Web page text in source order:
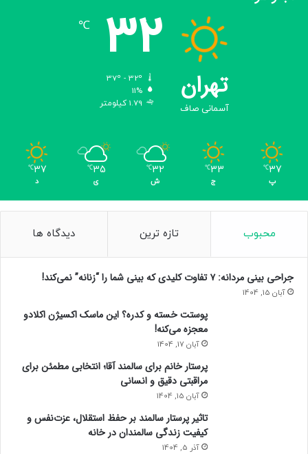
تهران
آسمانی صاف
32
℃
11%
1.79 کیلومتر
37
℃
پ
33
℃
ج
32
℃
ش
35
℃
ی
37
℃
د
محبوب تازه ترین دیدگاه ها
جراحی بینی مردانه: ۷ تفاوت کلیدی که بینی شما را “زنانه” نمی‌کند!
آبان 15, 1404
پوستت خسته و کدره؟ این ماسک اکسیژن اکلادو
معجزه می‌کنه!
آبان 17, 1404
پرستار خانم برای سالمند آقا؛ انتخابی مطمئن برای
مراقبتی دقیق و انسانی
آبان 15, 1404
تاثیر پرستار سالمند بر حفظ استقلال، عزت‌نفس و
کیفیت زندگی سالمندان در خانه
آذر 5, 1404